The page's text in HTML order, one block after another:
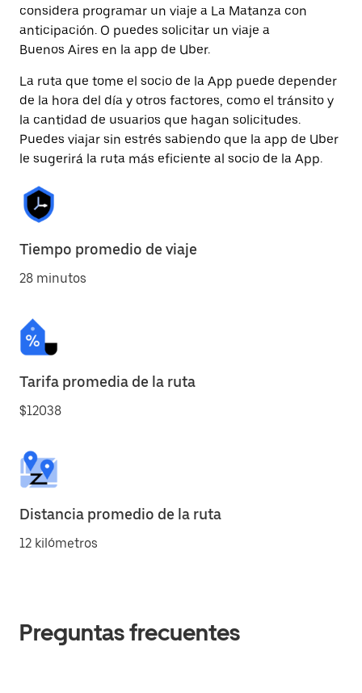
considera programar un viaje a La Matanza con
anticipación. O puedes solicitar un viaje a
Buenos Aires en la app de Uber.
La ruta que tome el socio de la App puede depender
de la hora del día y otros factores, como el tránsito y
la cantidad de usuarios que hagan solicitudes.
Puedes viajar sin estrés sabiendo que la app de Uber
le sugerirá la ruta más eficiente al socio de la App.
Tiempo promedio de viaje
28 minutos
Tarifa promedia de la ruta
$12038
Distancia promedio de la ruta
12 kilómetros
Preguntas frecuentes